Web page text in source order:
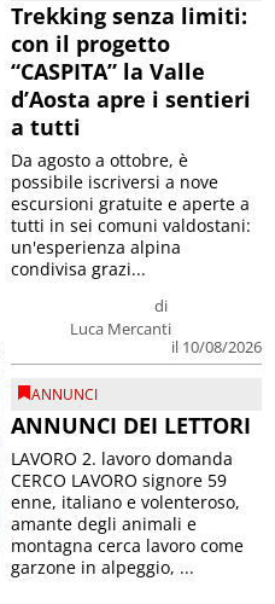
Trekking senza limiti:
con il progetto
“CASPITA” la Valle
d’Aosta apre i sentieri
a tutti
di
Luca Mercanti
il 10/08/2026
Da agosto a ottobre, è
possibile iscriversi a nove
escursioni gratuite e aperte a
tutti in sei comuni valdostani:
un'esperienza alpina
condivisa grazi...
ANNUNCI
ANNUNCI DEI LETTORI
LAVORO 2. lavoro domanda
CERCO LAVORO signore 59
enne, italiano e volenteroso,
amante degli animali e
montagna cerca lavoro come
garzone in alpeggio, ...